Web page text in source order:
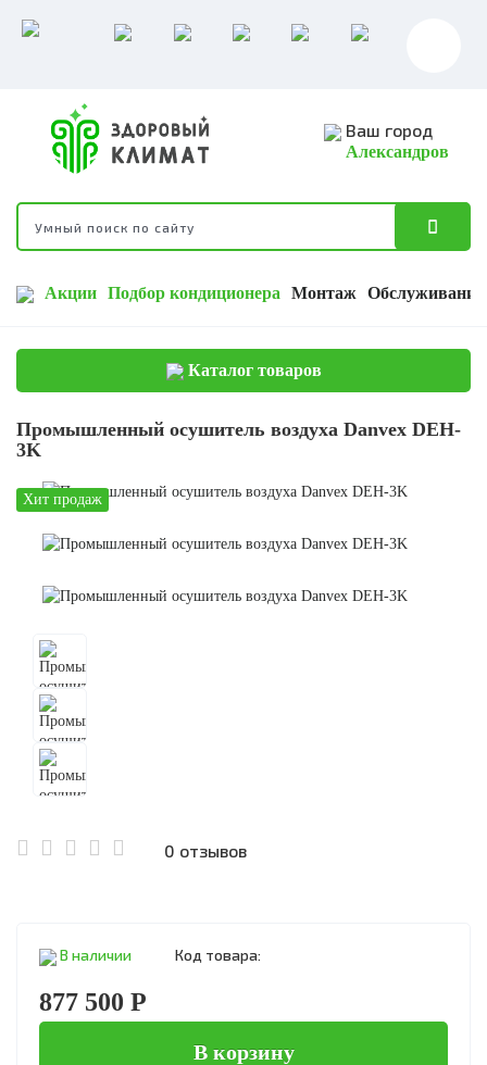
Ваш город
Александров
Акции Подбор кондиционера Монтаж Обслуживание
Каталог товаров
Промышленный осушитель воздуха Danvex DEH-
3K
Хит продаж
0 отзывов
В наличии Код товара:
877 500 Р
В корзину